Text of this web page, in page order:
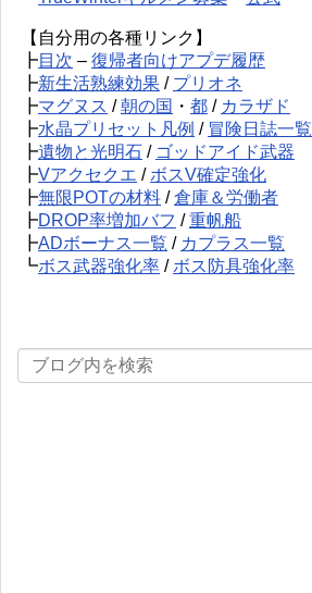
【自分用の各種リンク】
┣目次 – 復帰者向けアプデ履歴
┣新生活熟練効果 / プリオネ
┣マグヌス /朝の国 ・ 都 / カラザド
┣水晶プリセット凡例 / 冒険日誌一覧
┣遺物と光明石 / ゴッドアイド武器
┣Vアクセクエ /ボスV確定強化
┣無限POTの材料 /倉庫＆労働者
┣DROP率増加バフ /重帆船
┣ADボーナス一覧 / カプラス一覧
┗ボス武器強化率 /ボス防具強化率